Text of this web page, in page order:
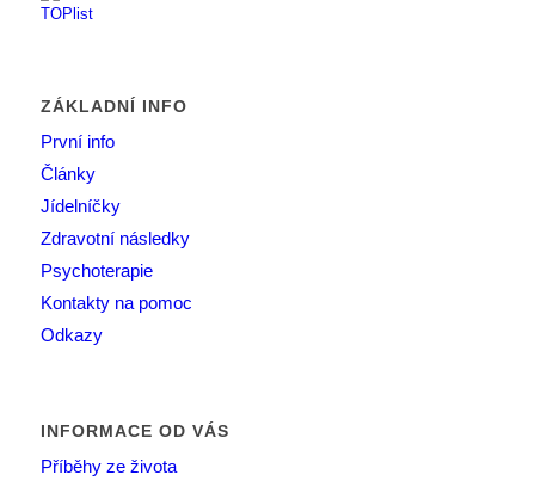
ZÁKLADNÍ INFO
První info
Články
Jídelníčky
Zdravotní následky
Psychoterapie
Kontakty na pomoc
Odkazy
INFORMACE OD VÁS
Příběhy ze života